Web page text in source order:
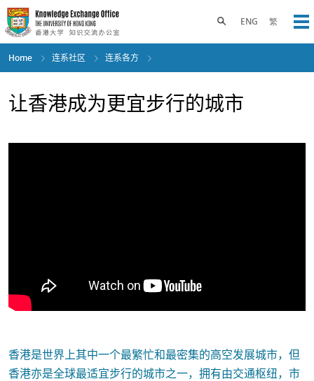
Skip
to
main
content
ENG 繁
Toggle search panel
Home 连系社区 连系各方
让香港成为更宜步行的城市
香港是世界上其中一个最繁忙和最密集的高空发展城市，但
香港亦是全球最适宜步行的城市之一，拥有由交通枢纽，市